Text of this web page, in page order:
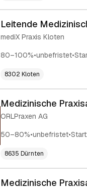
Leitende
mediX Praxis Kloten
80–100%•unbefristet•
8302 Kloten
Medizinische
ORLPraxen AG
50–80%•unbefristet•Start:
8635 Dürnten
Medizinische